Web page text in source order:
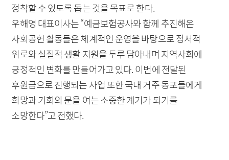
정착할 수 있도록 돕는 것을 목표로 한다.
우해영 대표이사는 “예금보험공사와 함께 추진해온
사회공헌 활동들은 체계적인 운영을 바탕으로 정서적
위로와 실질적 생활 지원을 두루 담아내며 지역사회에
긍정적인 변화를 만들어가고 있다. 이번에 전달된
후원금으로 진행되는 사업 또한 국내 거주 동포들에게
희망과 기회의 문을 여는 소중한 계기가 되기를
소망한다”고 전했다.